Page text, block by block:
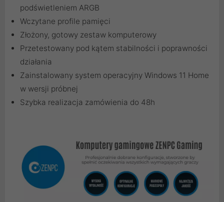
podświetleniem ARGB
Wczytane profile pamięci
Złożony, gotowy zestaw komputerowy
Przetestowany pod kątem stabilności i poprawności
działania
Zainstalowany system operacyjny Windows 11 Home
w wersji próbnej
Szybka realizacja zamówienia do 48h